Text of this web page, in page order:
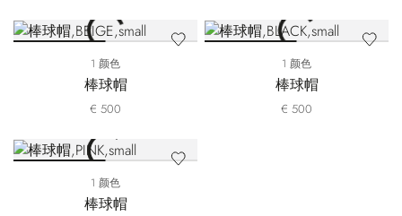
1 颜色
棒球帽
€ 500
1 颜色
棒球帽
€ 500
1 颜色
棒球帽